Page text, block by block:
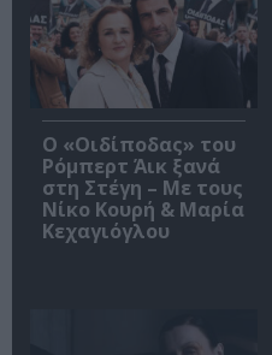
O «Οιδίποδας» του
Ρόμπερτ Άικ ξανά
στη Στέγη – Με τους
Νίκο Κουρή & Μαρία
Κεχαγιόγλου